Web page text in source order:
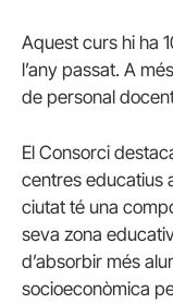
Aquest curs hi ha
l’any passat. A
de personal
El Consorci
centres educatius
ciutat té una
seva zona
d’absorbir més
socioeconòmica